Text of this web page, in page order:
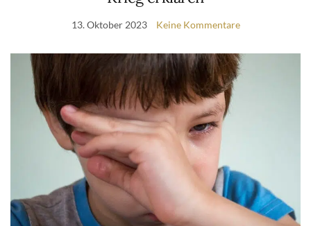
13. Oktober 2023 Keine Kommentare